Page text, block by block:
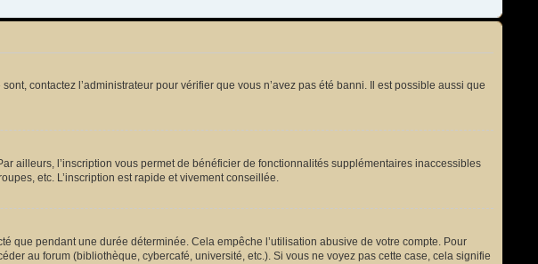
contactez l’administrateur pour vérifier que vous n’avez pas été banni. Il est possible aussi que
ailleurs, l’inscription vous permet de bénéficier de fonctionnalités supplémentaires inaccessibles
etc. L’inscription est rapide et vivement conseillée.
que pendant une durée déterminée. Cela empêche l’utilisation abusive de votre compte. Pour
au forum (bibliothèque, cybercafé, université, etc.). Si vous ne voyez pas cette case, cela signifie